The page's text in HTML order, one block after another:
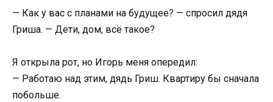
— Как у вас с планами на будущее? — спросил дядя
Гриша. — Дети, дом, всё такое?
Я открыла рот, но Игорь меня опередил:
— Работаю над этим, дядь Гриш. Квартиру бы сначала
побольше.